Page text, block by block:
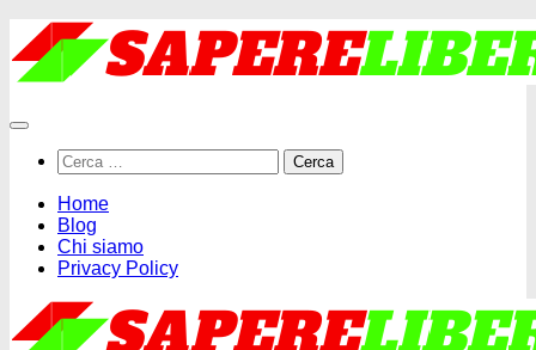
Salta
al
contenuto
Ricerca
per:
Home
Blog
Chi siamo
Privacy Policy